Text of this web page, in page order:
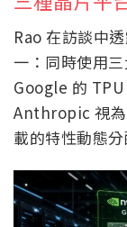
Rao 在訪談中
一：同時使用
Google 的
Anthropic 視為
載的特性動態分